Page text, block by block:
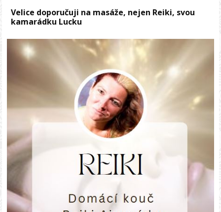
Velice doporučuji na masáže, nejen Reiki, svou
kamarádku Lucku